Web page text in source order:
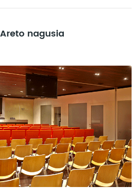
nagusia